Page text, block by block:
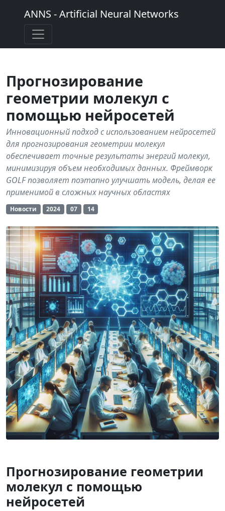
ANNS - Artificial Neural Networks
Прогнозирование
геометрии молекул с
помощью нейросетей
Инновационный подход с использованием нейросетей
для прогнозирования геометрии молекул
обеспечивает точные результаты энергий молекул,
минимизируя объем необходимых данных. Фреймворк
GOLF позволяет поэтапно улучшать модель, делая ее
применимой в сложных научных областях
Новости 2024 07 14
Прогнозирование геометрии
молекул с помощью
нейросетей